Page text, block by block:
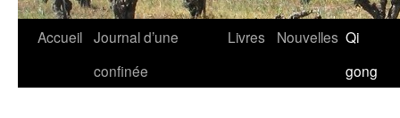
Accueil Journal d’une
confinée
Livres Nouvelles Qi
gong